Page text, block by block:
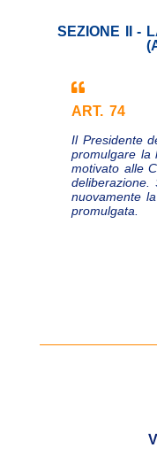
SEZIONE II -
ART. 74
Il Presidente
promulgare la
motivato alle
deliberazione.
nuovamente
promulgata.